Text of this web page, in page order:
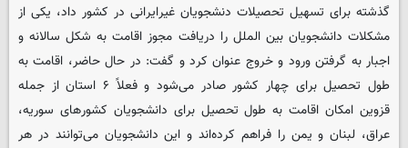
گذشته برای تسهیل تحصیلات دنشجویان غیرایرانی در کشور داد، یکی از
مشکلات دانشجویان بین الملل را دریافت مجوز اقامت به شکل سالانه و
اجبار به گرفتن ورود و خروج عنوان کرد و گفت: در حال حاضر، اقامت به
طول تحصیل برای چهار کشور صادر می‌شود و فعلاً ۶ استان از جمله
قزوین امکان اقامت به طول تحصیل برای دانشجویان کشورهای سوریه،
عراق، لبنان و یمن را فراهم کرده‌اند و این دانشجویان می‌توانند در هر